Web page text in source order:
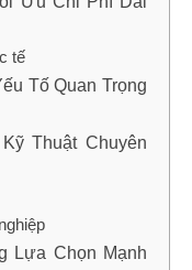
tế
Tố Quan Trọng
Thuật Chuyên
Lựa Chọn Mạnh